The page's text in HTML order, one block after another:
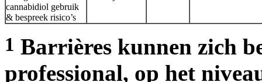
cannabidiol gebruik
& bespreek risico’s
1 Barrières kunnen zich
professional, op het